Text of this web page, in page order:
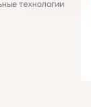
технологии